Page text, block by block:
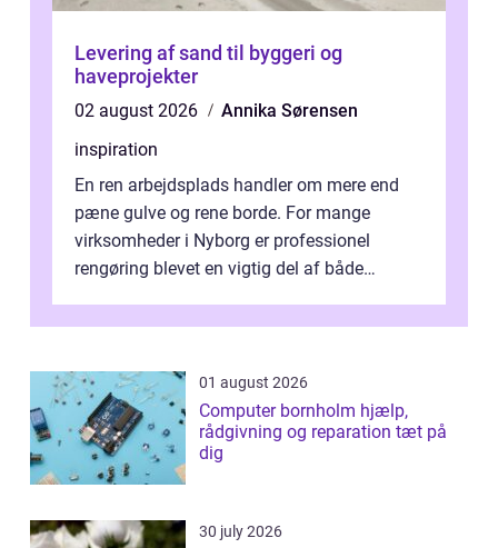
Levering af sand til byggeri og
haveprojekter
02 august 2026
Annika Sørensen
inspiration
En ren arbejdsplads handler om mere end
pæne gulve og rene borde. For mange
virksomheder i Nyborg er professionel
rengøring blevet en vigtig del af både
samlede ...
01 august 2026
Computer bornholm hjælp,
rådgivning og reparation tæt på
dig
30 july 2026